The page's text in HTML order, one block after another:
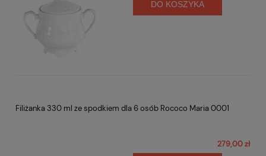
DO KOSZYKA
Filiżanka 330 ml ze spodkiem dla 6 osób Rococo Maria 0001
279,00 zł